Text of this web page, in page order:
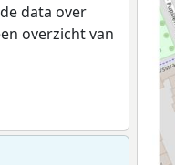
data over
overzicht van